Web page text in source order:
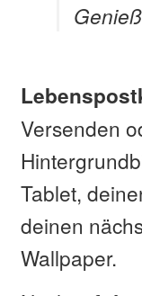
Versenden
Tablet,
deinen
Wallpaper.